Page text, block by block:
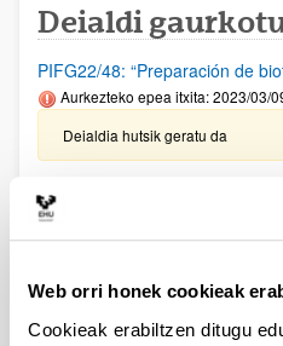
Web orri honek cookieak
Cookieak erabiltzen ditugu
Deialdi
PIFG22/48: “Preparación de
Aurkezteko epea itxita: 2023/03/
Deialdia hutsik geratu da
Garapen Iraunkorrerako 2030
ezartzeko jarduerak egiteko
Aurkezteko epea itxita: 2023/04/
Ekonomia eta Gizarte
deialdia
Aurkezteko epea itxita: 2023/03/